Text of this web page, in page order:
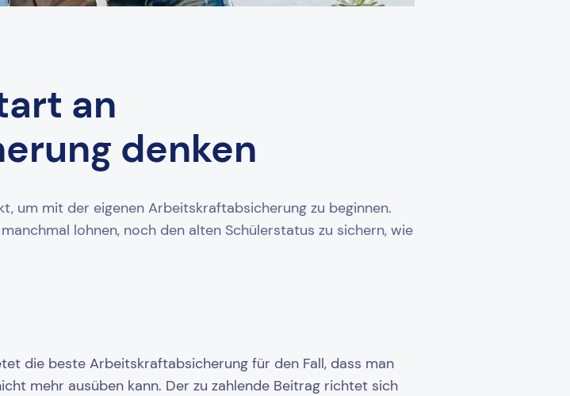
an
denken
um mit der eigenen Arbeitskraftabsicherung zu beginnen.
lohnen, noch den alten Schülerstatus zu sichern, wie
die beste Arbeitskraftabsicherung für den Fall, dass man
mehr ausüben kann. Der zu zahlende Beitrag richtet sich